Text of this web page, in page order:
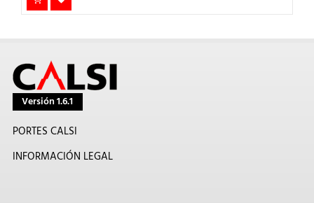
Versión 1.6.1
PORTES CALSI
INFORMACIÓN LEGAL